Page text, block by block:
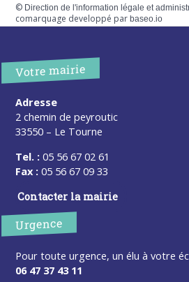
© Direction de l'information légale et
comarquage developpé parbaseo.io
Votre mairie
Adresse
2 chemin de peyroutic
33550 – Le Tourne
Tel. : 05 56 67 02 61
Fax : 05 56 67 09 33
Contacter la mairie
Urgence
Pour toute urgence, un élu à votre
06 47 37 43 11